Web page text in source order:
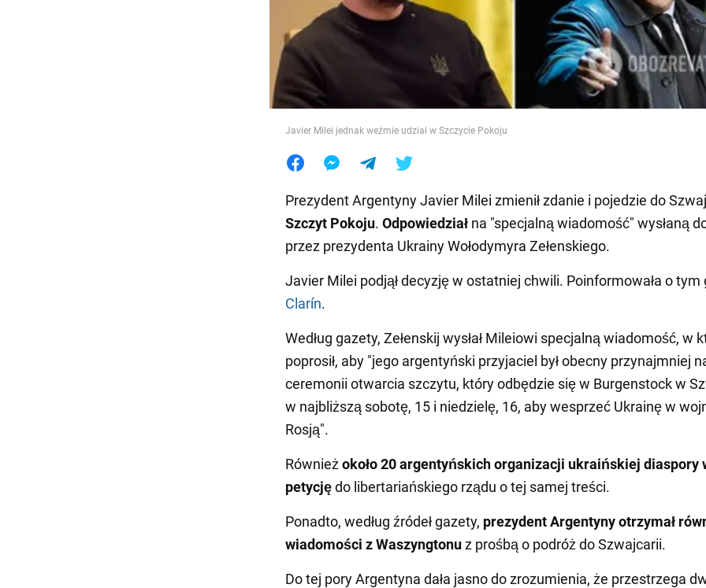
Jedzenie
Javier Milei jednak weźmie udział w Szczycie Pokoju
Prezydent Argentyny Javier Milei zmienił zdanie i pojedzie do
Szczyt Pokoju. Odpowiedział na "specjalną wiadomość" wysłaną
przez prezydenta Ukrainy Wołodymyra Zełenskiego.
Javier Milei podjął decyzję w ostatniej chwili. Poinformowała o tym
Clarín.
Według gazety, Zełenskij wysłał Mileiowi specjalną wiadomość, w
poprosił, aby "jego argentyński przyjaciel był obecny przynajmniej
ceremonii otwarcia szczytu, który odbędzie się w Burgenstock w
w najbliższą sobotę, 15 i niedzielę, 16, aby wesprzeć Ukrainę w
Rosją".
Również około 20 argentyńskich organizacji ukraińskiej diaspory
petycjędo libertariańskiego rządu o tej samej treści.
Ponadto, według źródeł gazety, prezydent Argentyny otrzymał
wiadomości z Waszyngtonuz prośbą o podróż do Szwajcarii.
Do tej pory Argentyna dała jasno do zrozumienia, że przestrzega